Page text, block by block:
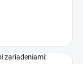
zariadeniami: